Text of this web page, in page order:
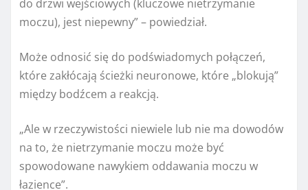
do drzwi wejściowych (kluczowe nietrzymanie
moczu), jest niepewny” – powiedział.
Może odnosić się do podświadomych połączeń,
które zakłócają ścieżki neuronowe, które „blokują”
między bodźcem a reakcją.
„Ale w rzeczywistości niewiele lub nie ma dowodów
na to, że nietrzymanie moczu może być
spowodowane nawykiem oddawania moczu w
łazience”.